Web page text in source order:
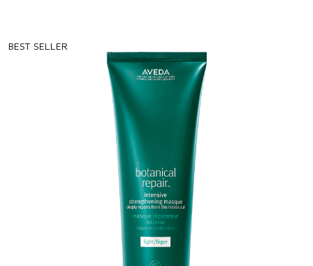
BEST SELLER